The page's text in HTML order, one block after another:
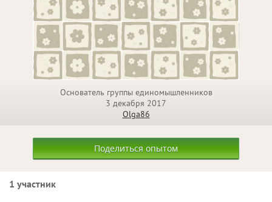
Основатель группы единомышленников
3 декабря 2017
Olga86
Поделиться опытом
1 участник